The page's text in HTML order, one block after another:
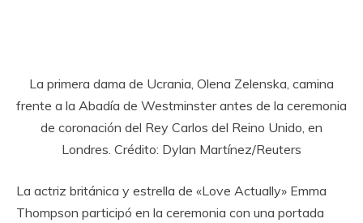
La primera dama de Ucrania, Olena Zelenska, camina
frente a la Abadía de Westminster antes de la ceremonia
de coronación del Rey Carlos del Reino Unido, en
Londres. Crédito: Dylan Martínez/Reuters
La actriz británica y estrella de «Love Actually» Emma
Thompson participó en la ceremonia con una portada